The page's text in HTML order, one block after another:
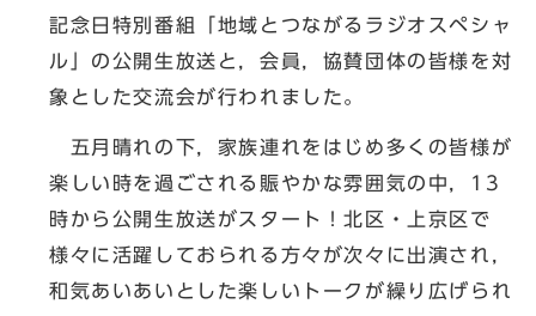
記念日特別番組「地域とつながるラジオスペシャ
ル」の公開生放送と，会員，協賛団体の皆様を対
象とした交流会が行われました。
五月晴れの下，家族連れをはじめ多くの皆様が
楽しい時を過ごされる賑やかな雰囲気の中，13
時から公開生放送がスタート！北区・上京区で
様々に活躍しておられる方々が次々に出演され，
和気あいあいとした楽しいトークが繰り広げられ